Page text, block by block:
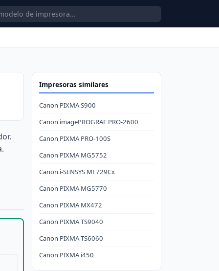
Impresoras similares
Canon PIXMA S900
Canon imagePROGRAF PRO-2600
Canon PIXMA PRO-100S
Canon PIXMA MG5752
Canon i-SENSYS MF729Cx
Canon PIXMA MG5770
Canon PIXMA MX472
Canon PIXMA TS9040
Canon PIXMA TS6060
Canon PIXMA i450